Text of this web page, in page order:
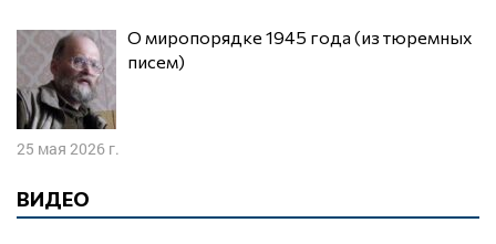
О миропорядке 1945 года (из тюремных
писем)
25 мая 2026 г.
ВИДЕО